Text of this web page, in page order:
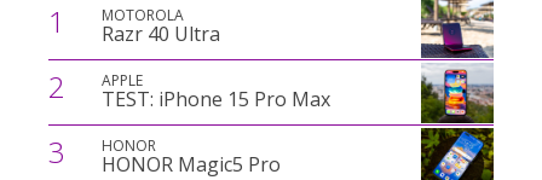
1 MOTOROLA
Razr 40 Ultra
2 APPLE
TEST: iPhone 15 Pro Max
3 HONOR
HONOR Magic5 Pro